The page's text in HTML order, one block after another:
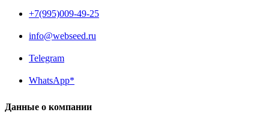
+7(995)009-49-25
info@webseed.ru
Telegram
WhatsApp*
Данные о компании